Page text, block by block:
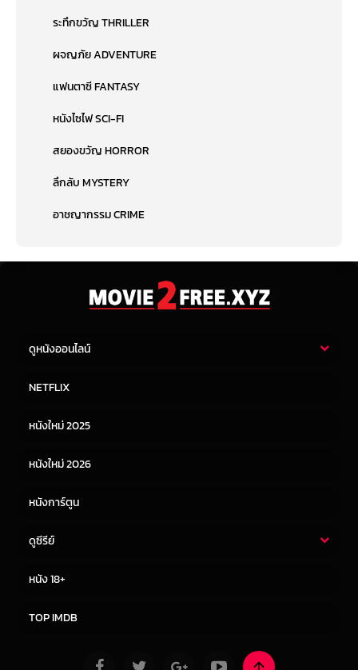
ระทึกขวัญ THRILLER
ผจญภัย ADVENTURE
แฟนตาซี FANTASY
หนังไซไฟ SCI-FI
สยองขวัญ HORROR
ลึกลับ MYSTERY
อาชญากรรม CRIME
ดูหนังออนไลน์
หนังจีน
NETFLIX
หนังใหม่ 2025
หนังใหม่ 2026
หนังการ์ตูน
ดูซีรีย์
หนัง 18+
TOP IMDB